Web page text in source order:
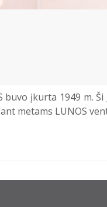
buvo įkurta 1949 m.
metams LUNOS